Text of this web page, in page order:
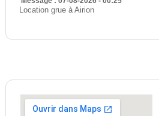
Location grue à Airion